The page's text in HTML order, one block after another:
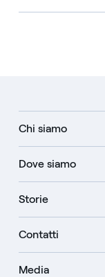
Chi siamo
Dove siamo
Storie
Contatti
Media